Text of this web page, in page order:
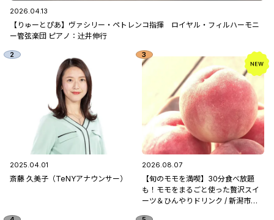
2026.04.13
【りゅーとぴあ】ヴァシリー・ペトレンコ指揮 ロイヤル・フィルハーモニ
ー管弦楽団 ピアノ：辻󠄀井伸行
2025.04.01
斎藤 久美子（TeNYアナウンサー）
2026.08.07
【旬のモモを満喫】30分食べ放題
も！モモをまるごと使った贅沢スイ
ーツ＆ひんやりドリンク / 新潟市南